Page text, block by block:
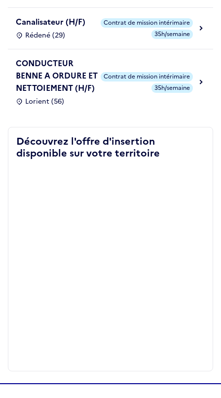
Canalisateur (H/F)
Rédené (29)
Contrat de mission intérimaire
35h/semaine
CONDUCTEUR
BENNE A ORDURE ET
NETTOIEMENT (H/F)
Lorient (56)
Contrat de mission intérimaire
35h/semaine
Découvrez l'offre d'insertion
disponible sur votre territoire